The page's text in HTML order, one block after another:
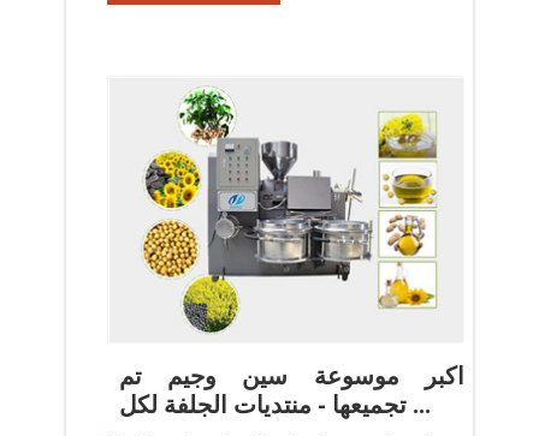
اكبر موسوعة سين وجيم تم
تجميعها - منتديات الجلفة لكل ...